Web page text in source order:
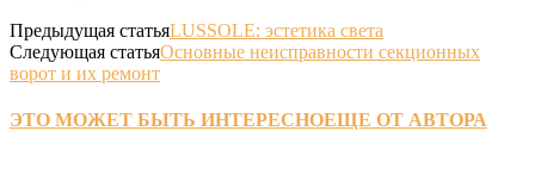
Предыдущая статьяLUSSOLE: эстетика света
Следующая статьяОсновные неисправности секционных
ворот и их ремонт
ЭТО МОЖЕТ БЫТЬ ИНТЕРЕСНОЕЩЕ ОТ АВТОРА